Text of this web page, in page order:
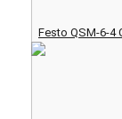
Festo QSM-6-4